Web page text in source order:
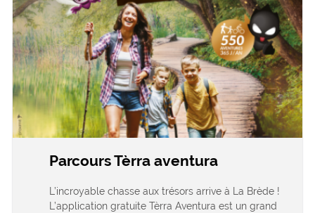
Parcours Tèrra aventura
L’incroyable chasse aux trésors arrive à La Brède !
L’application gratuite Tèrra Aventura est un grand